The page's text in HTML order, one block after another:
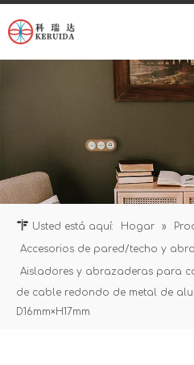
Usted está aquí: Hogar »
Accesorios de pared/techo y
Aisladores y abrazaderas para
de cable redondo de metal de
D16mm×H17mm